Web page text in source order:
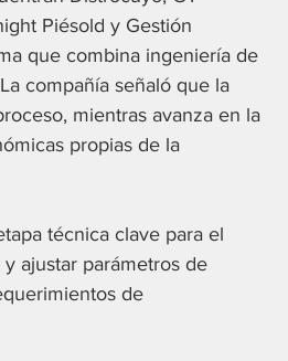
Piésold y Gestión
que combina ingeniería de
compañía señaló que la
mientras avanza en la
propias de la
técnica clave para el
ajustar parámetros de
de